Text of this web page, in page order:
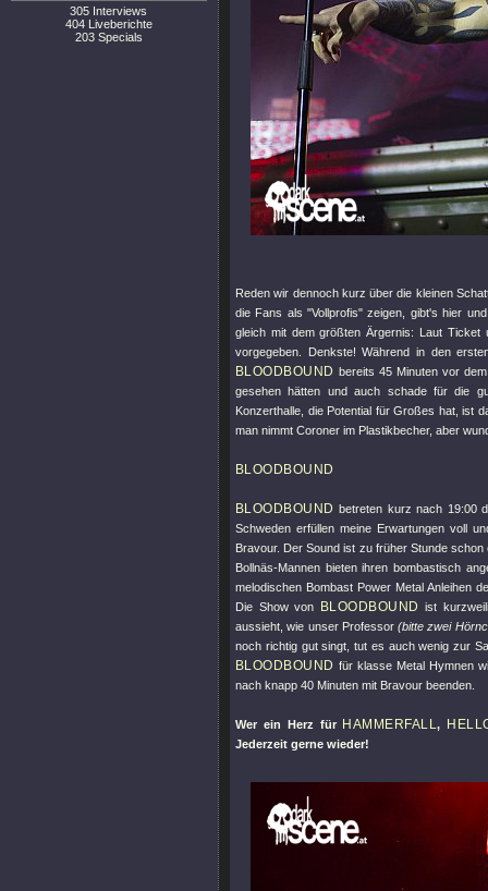
305 Interviews
404 Liveberichte
203 Specials
Reden wir dennoch kurz über die kleinen
die Fans als"Vollprofis" zeigen, gibt's hier
gleich mit dem größten Ärgernis: Laut
vorgegeben. Denkste! Während in den
BLOODBOUND bereits 45 Minuten vor
gesehen hätten und auch schade für die
Konzerthalle, die Potential für Großes hat, ist
man nimmt Coroner im Plastikbecher, aber
BLOODBOUND
BLOODBOUND betreten kurz nach 19:00
Schweden erfüllen meine Erwartungen voll
Bravour. Der Sound ist zu früher Stunde
Bollnäs-Mannen bieten ihren bombastisch
melodischen Bombast Power Metal Anleihen
Die Show von
BLOODBOUND ist
aussieht, wie unser Professor(bitte zwei
noch richtig gut singt, tut es auch wenig zur
BLOODBOUND für klasse Metal Hymnen
nach knapp 40 Minuten mit Bravour beenden.
Wer ein Herz für HAMMERFALL,
Jederzeit gerne wieder!